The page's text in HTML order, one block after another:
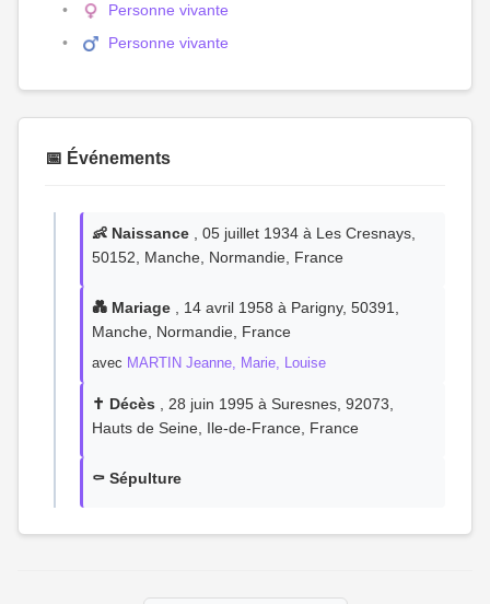
Personne vivante
Personne vivante
📅 Événements
👶 Naissance , 05 juillet 1934 à Les Cresnays,
50152, Manche, Normandie, France
💑 Mariage , 14 avril 1958 à Parigny, 50391,
Manche, Normandie, France
avec MARTIN Jeanne, Marie, Louise
✝️ Décès , 28 juin 1995 à Suresnes, 92073,
Hauts de Seine, Ile-de-France, France
⚰️ Sépulture